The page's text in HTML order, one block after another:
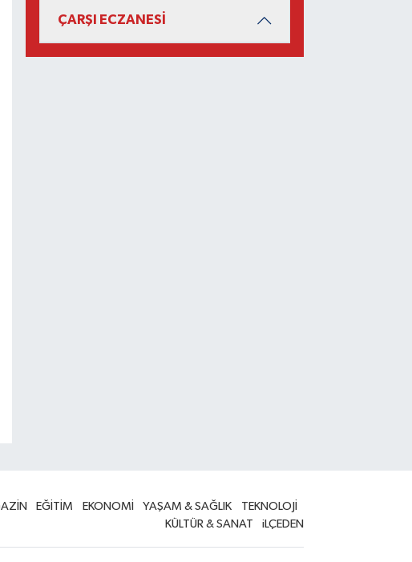
ÇARŞI ECZANESİ
EĞİTİM EKONOMİ YAŞAM & SAĞLIK
TEKNOLOJİ
KÜLTÜR & SANAT
iLÇEDEN